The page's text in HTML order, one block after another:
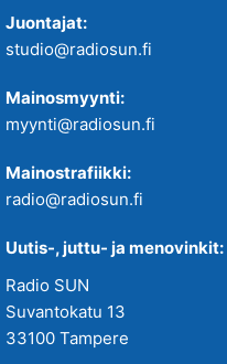
Juontajat:
studio@radiosun.fi
Mainosmyynti:
myynti@radiosun.fi
Mainostrafiikki:
radio@radiosun.fi
Uutis-, juttu- ja menovinkit:
Radio SUN
Suvantokatu 13
33100 Tampere